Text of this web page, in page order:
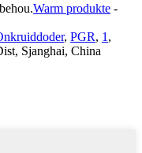
Warm produkte -
, PGR, 1 ,
Sjanghai, China